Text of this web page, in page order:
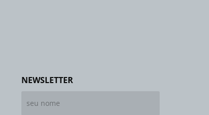
NEWSLETTER